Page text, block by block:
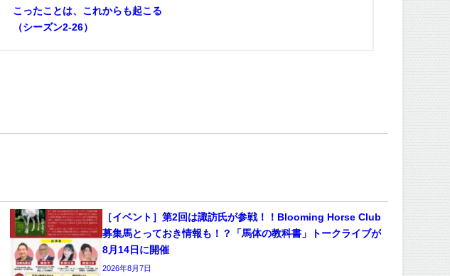
こったことは、これからも起こる
（シーズン2-26）
［イベント］第2回は諏訪氏が参戦！！Blooming Horse Club
募集馬とっておき情報も！？「馬体の教科書」トークライブが
8月14日に開催
2026年8月7日